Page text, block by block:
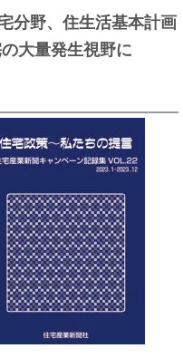
分野、住生活基本計画
大量発生視野に